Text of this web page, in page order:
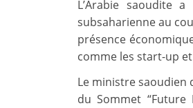
L’Arabie saoudite
subsaharienne au
présence
comme les start-up
Le ministre saoudien
du Sommet